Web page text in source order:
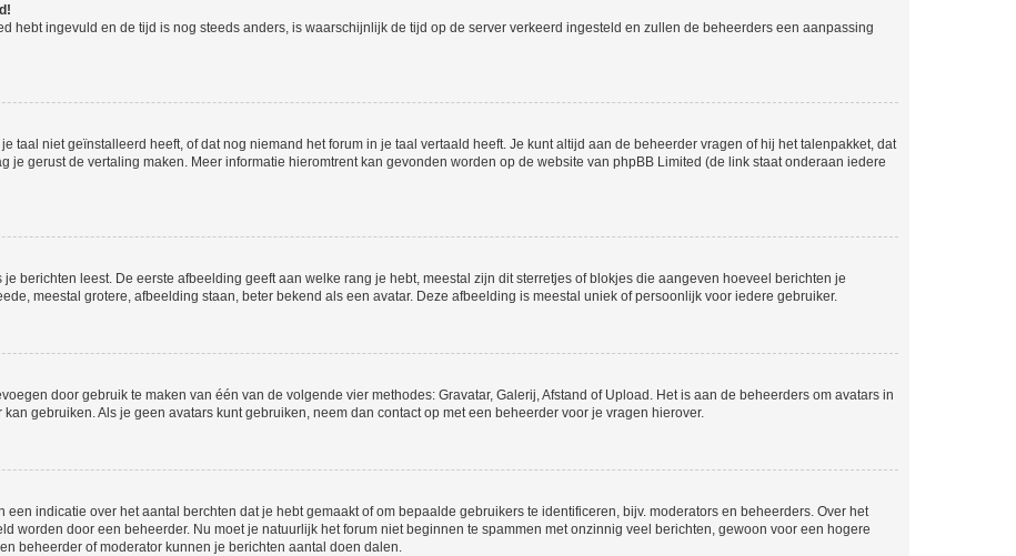
hebt ingevuld en de tijd is nog steeds anders, is waarschijnlijk de tijd op de server verkeerd ingesteld en zullen de beheerders een aanpassing
taal niet geïnstalleerd heeft, of dat nog niemand het forum in je taal vertaald heeft. Je kunt altijd aan de beheerder vragen of hij het talenpakket, dat
je gerust de vertaling maken. Meer informatie hieromtrent kan gevonden worden op de website van phpBB Limited (de link staat onderaan iedere
berichten leest. De eerste afbeelding geeft aan welke rang je hebt, meestal zijn dit sterretjes of blokjes die aangeven hoeveel berichten je
meestal grotere, afbeelding staan, beter bekend als een avatar. Deze afbeelding is meestal uniek of persoonlijk voor iedere gebruiker.
door gebruik te maken van één van de volgende vier methodes: Gravatar, Galerij, Afstand of Upload. Het is aan de beheerders om avatars in
gebruiken. Als je geen avatars kunt gebruiken, neem dan contact op met een beheerder voor je vragen hierover.
indicatie over het aantal berchten dat je hebt gemaakt of om bepaalde gebruikers te identificeren, bijv. moderators en beheerders. Over het
worden door een beheerder. Nu moet je natuurlijk het forum niet beginnen te spammen met onzinnig veel berichten, gewoon voor een hogere
beheerder of moderator kunnen je berichten aantal doen dalen.